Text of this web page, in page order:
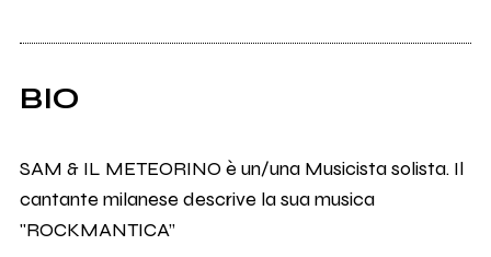
BIO
SAM & IL METEORINO è un/una Musicista solista. Il
cantante milanese descrive la sua musica
"ROCKMANTICA”